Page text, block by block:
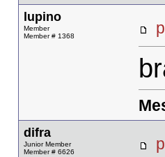
lupino
Member
Member # 1368
difra
Junior Member
Member # 6626